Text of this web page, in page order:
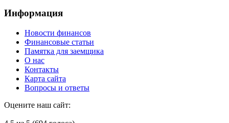
Информация
Новости финансов
Финансовые статьи
Памятка для заемщика
О нас
Контакты
Карта сайта
Вопросы и ответы
Оцените наш сайт: